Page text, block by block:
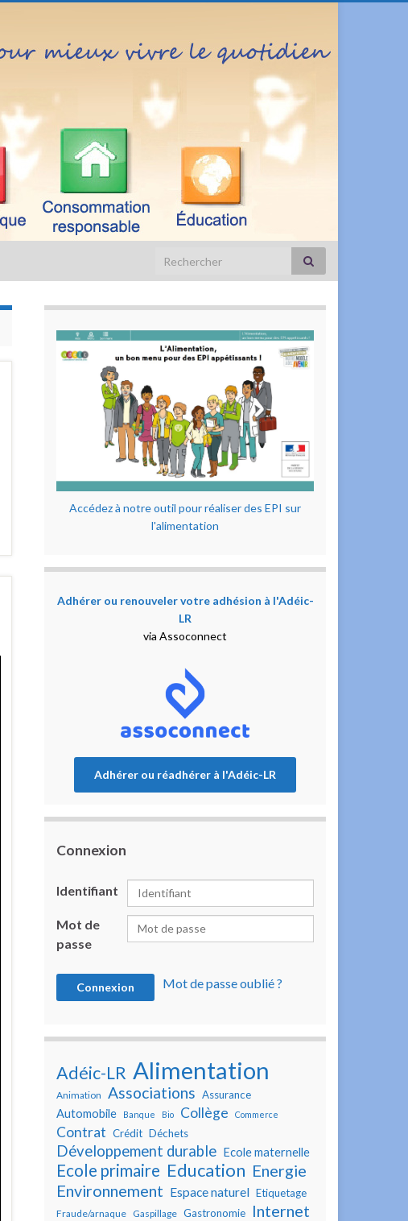
Search for:
Accédez à notre outil pour réaliser des EPI sur
l'alimentation
Adhérer ou renouveler votre adhésion à l'Adéic-
LR
via Assoconnect
Adhérer ou réadhérer à l'Adéic-LR
Connexion
Identifiant
Mot de
passe
Mot de passe oublié ?
Adéic-LR Alimentation
Animation Associations Assurance
Automobile Banque Bio Collège Commerce
Contrat Crédit Déchets
Développement durable Ecole maternelle
Ecole primaire Education Energie
Environnement Espace naturel Etiquetage
Fraude/arnaque Gaspillage Gastronomie Internet